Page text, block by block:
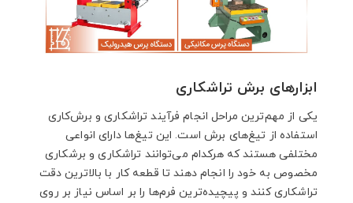
ابزارهای برش تراشکاری
یکی از مهم‌ترین مراحل انجام فرآیند تراشکاری و برش‌کاری
استفاده از تیغ‌های برش است. این تیغ‌ها دارای انواعی
مختلفی هستند که هرکدام می‌توانند تراشکاری و برشکاری
مخصوص به خود را انجام دهند تا قطعه کار با بالاترین دقت
تراشکاری کنند و پیچیده‌ترین فرم‌ها را بر اساس نیاز بر روی